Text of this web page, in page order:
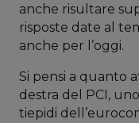
anche risultare
risposte date al
anche per l’oggi.
Si pensi a quanto
destra del PCI,
tiepidi